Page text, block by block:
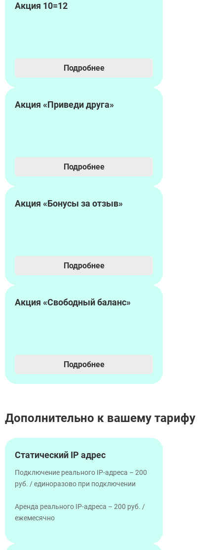
Акция 10=12
Подробнее
Акция «Приведи друга»
Подробнее
Акция «Бонусы за отзыв»
Подробнее
Акция «Свободный баланс»
Подробнее
Дополнительно к вашему тарифу
Статический IP адрес
Подключение реального IP-адреса – 200
руб. / единоразово при подключении
Аренда реального IP-адреса – 200 руб. /
ежемесячно